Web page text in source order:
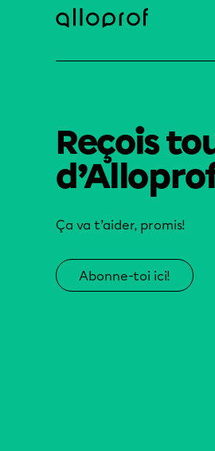
Reçois
Ça va t’aider, promis!
Abonne-toi ici!